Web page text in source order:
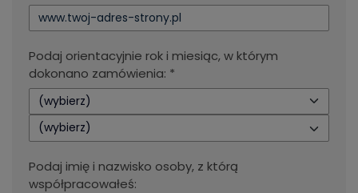
Podaj orientacyjnie rok i miesiąc, w którym
dokonano zamówienia: *
(wybierz)
(wybierz)
Podaj imię i nazwisko osoby, z którą
współpracowałeś: